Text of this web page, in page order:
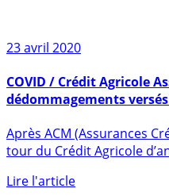
23 avril 2020
dédommagements
tour du Crédit Agricole